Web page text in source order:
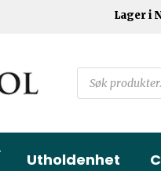
Lager i
Products
search
Utholdenhet